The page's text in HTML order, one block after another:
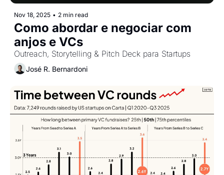
Nov 18, 2025 • 2 min read
Como abordar e negociar com
anjos e VCs
Outreach, Storytelling & Pitch Deck para Startups
José R. Bernardoni